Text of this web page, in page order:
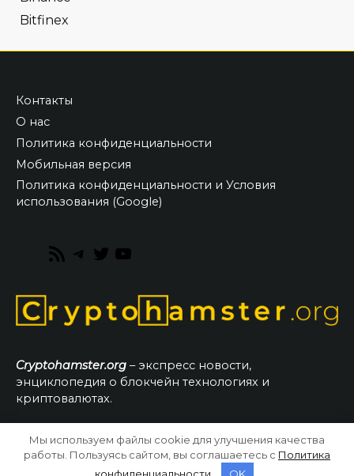
Bitfinex
Контакты
О нас
Политика конфиденциальности
Мобильная версия
Политика конфиденциальности и Условия
использования (Google)
RSS
Telegram
Twitter
Cryptohamster.org – экспресс новости,
энциклопедия о блокчейн технологиях и
криптовалютах.
© 2026 CryptoHamster.org
Мы используем файлы cookie для улучшения качества
работы. Пользуясь сайтом, вы соглашаетесь с Политика